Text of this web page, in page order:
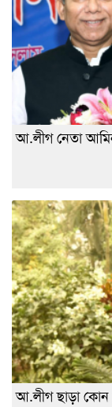
আ.লীগ নেতা
আ.লীগ ছাড়া কোন